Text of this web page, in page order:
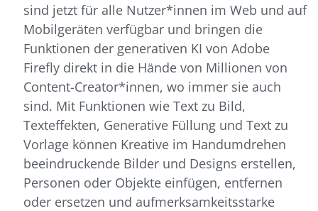
sind jetzt für alle Nutzer*innen im Web und auf
Mobilgeräten verfügbar und bringen die
Funktionen der generativen KI von Adobe
Firefly direkt in die Hände von Millionen von
Content-Creator*innen, wo immer sie auch
sind. Mit Funktionen wie Text zu Bild,
Texteffekten, Generative Füllung und Text zu
Vorlage können Kreative im Handumdrehen
beeindruckende Bilder und Designs erstellen,
Personen oder Objekte einfügen, entfernen
oder ersetzen und aufmerksamkeitsstarke